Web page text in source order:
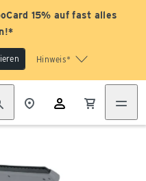
15% auf fast alles
Hinweis*